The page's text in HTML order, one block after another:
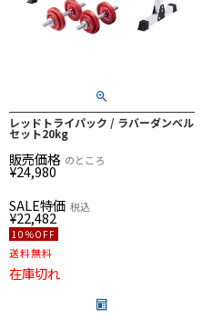
レッドトライパック / ラバーダンベル
セット20kg
販売価格
¥24,980
のところ
SALE特価
¥22,482
税込
10％OFF
送料無料
在庫切れ